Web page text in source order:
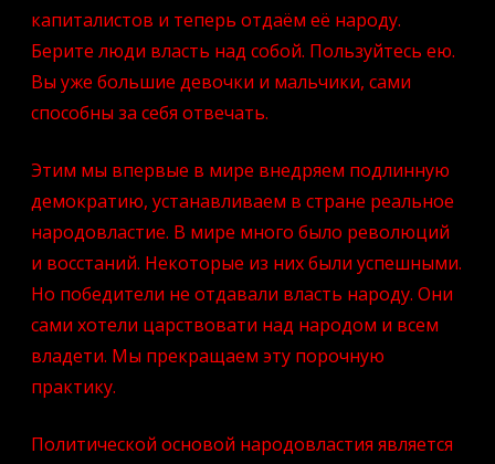
капиталистов и теперь отдаём её народу.
Берите люди власть над собой. Пользуйтесь ею.
Вы уже большие девочки и мальчики, сами
способны за себя отвечать.
Этим мы впервые в мире внедряем подлинную
демократию, устанавливаем в стране реальное
народовластие. В мире много было революций
и восстаний. Некоторые из них были успешными.
Но победители не отдавали власть народу. Они
сами хотели царствовати над народом и всем
владети. Мы прекращаем эту порочную
практику.
Политической основой народовластия является